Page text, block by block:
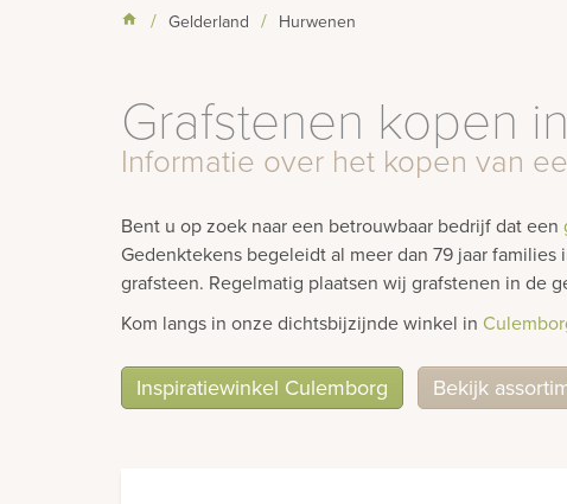
Gelderland Hurwenen
Grafstenen kopen
Informatie over het kopen van
Bent u op zoek naar een betrouwbaar bedrijf dat een
Gedenktekens begeleidt al meer dan 79 jaar
grafsteen. Regelmatig plaatsen wij grafstenen in de
Kom langs in onze dichtsbijzijnde winkel in
Inspiratiewinkel Culemborg Bekijk